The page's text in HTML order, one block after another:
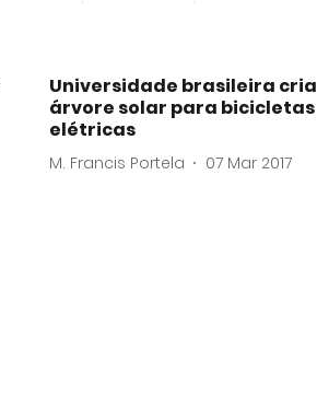
Universidade brasileira cria
árvore solar para bicicletas
elétricas
M. Francis Portela 07 Mar 2017